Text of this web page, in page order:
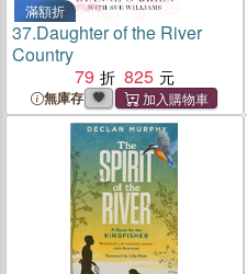
滿額折
37.Daughter of the River
Country
79
825
無庫存